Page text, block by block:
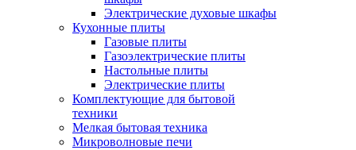
Электрические духовые шкафы
Кухонные плиты
Газовые плиты
Газоэлектрические плиты
Настольные плиты
Электрические плиты
Комплектующие для бытовой
техники
Мелкая бытовая техника
Микроволновые печи